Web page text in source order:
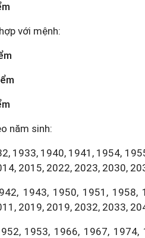
với mệnh:
năm sinh:
1933, 1940, 1941, 1954,
2015, 2022, 2023, 2030,
1943, 1950, 1951,
2019, 2019, 2032, 2033,
1953, 1966, 1967,